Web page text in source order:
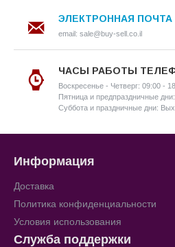
ЭЛЕКТРОННАЯ ПОЧТА
email: sale@buy-sell.co.il
ЧАСЫ РАБОТЫ
Воскресенье - Четверг: 09:00 -
Пятница и предпраздничные
Суббота и праздничные дни:
Информация
Доставка
Политика конфиденциальности
Условия использования
Служба поддержки